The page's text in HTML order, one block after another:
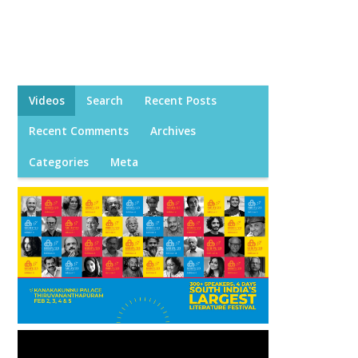
Videos Search Recent Posts
Recent Comments Archives
Categories Meta